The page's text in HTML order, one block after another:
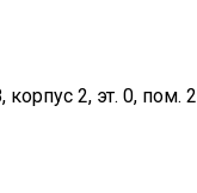
2, эт. 0, пом. 2